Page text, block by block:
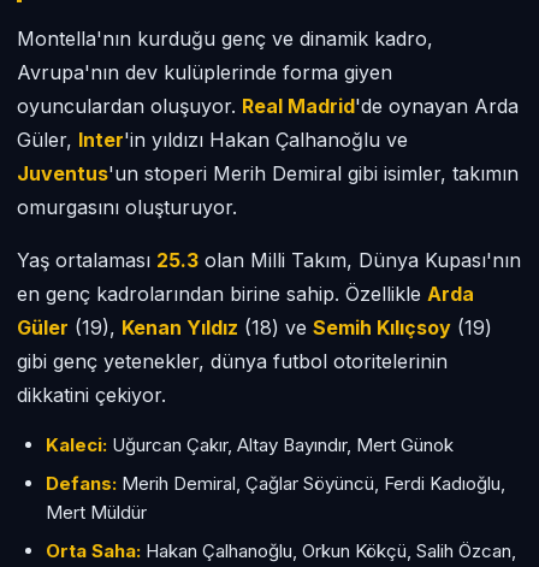
Montella'nın kurduğu genç ve dinamik kadro,
Avrupa'nın dev kulüplerinde forma giyen
oyunculardan oluşuyor. Real Madrid'de oynayan Arda
Güler, Inter'in yıldızı Hakan Çalhanoğlu ve
Juventus'un stoperi Merih Demiral gibi isimler, takımın
omurgasını oluşturuyor.
Yaş ortalaması 25.3 olan Milli Takım, Dünya Kupası'nın
en genç kadrolarından birine sahip. Özellikle Arda
Güler (19), Kenan Yıldız (18) ve Semih Kılıçsoy (19)
gibi genç yetenekler, dünya futbol otoritelerinin
dikkatini çekiyor.
Kaleci: Uğurcan Çakır, Altay Bayındır, Mert Günok
Defans: Merih Demiral, Çağlar Söyüncü, Ferdi Kadıoğlu,
Mert Müldür
Orta Saha: Hakan Çalhanoğlu, Orkun Kökçü, Salih Özcan,